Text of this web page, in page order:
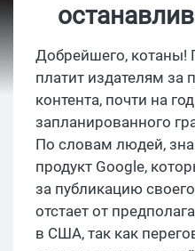
Добрейшего, котаны!
платит издателям за
контента, почти на
запланированного
По словам людей,
продукт Google,
за публикацию
отстает от
в США, так как